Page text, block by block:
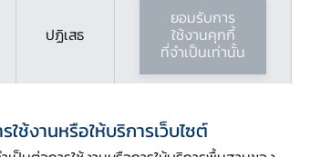
ปฏิเสธ
ยอมรับการ
ใช้งานคุกกี้
ที่จำเป็นเท่านั้น
ช้งานหรือให้บริการเว็บไซต์